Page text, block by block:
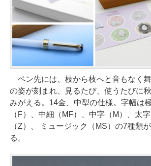
ペン先には、枝から枝へと音もなく
の姿が刻まれ、見るたび、使うたびに
みがえる。14金、中型の仕様。字幅は
（F）、中細（MF）、中字（M）、太
（Z）、 ミュージック（MS）の7種類
る。